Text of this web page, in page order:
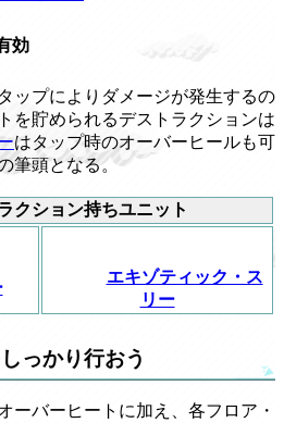
効
ップによりダメージが発生するの
を貯められるデストラクションは
はタップ時のオーバーヒールも可
筆頭となる。
クション持ちユニット
エキゾティック・ス
リー
っかり行おう
ーバーヒートに加え、各フロア・